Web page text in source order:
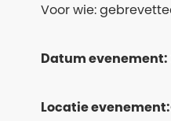
Voor wie:
Datum evenement:
Locatie evenement: